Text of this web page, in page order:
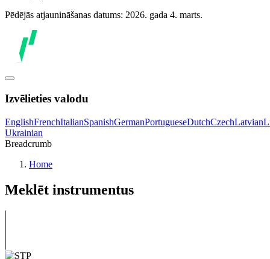
Pēdējās atjaunināšanas datums: 2026. gada 4. marts.
Izvēlieties valodu
EnglishFrenchItalianSpanishGermanPortugueseDutchCzechLatvian
Ukrainian
Breadcrumb
Home
Meklēt instrumentus